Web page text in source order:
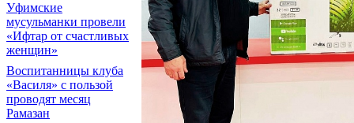
Уфимские
мусульманки провели
«Ифтар от счастливых
женщин»
Воспитанницы клуба
«Василя» с пользой
проводят месяц
Рамазан